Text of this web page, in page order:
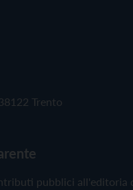
Trento
pubblici all'editoria